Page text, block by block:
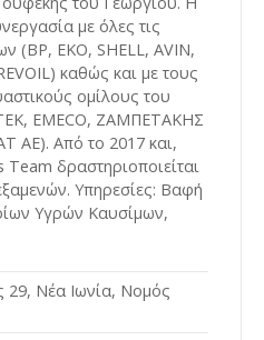
με όλες τις
(BP, EKO, SHELL, AVIN,
καθώς και με τους
ομίλους του
EMECO, ΖΑΜΠΕΤΑΚΗΣ
ΑΕ). Από το 2017 και,
δραστηριοποιείται
Υπηρεσίες: Βαφή
Υγρών Καυσίμων,
29, Νέα Ιωνία, Νομός